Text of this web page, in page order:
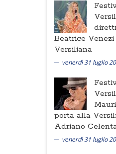
Beatrice
Versiliana
venerdì 31 luglio
porta alla
Adriano
venerdì 31 luglio